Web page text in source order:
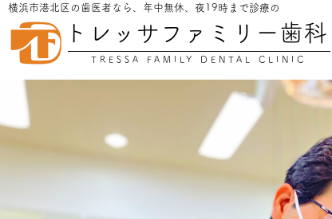
横浜市港北区の歯医者なら、年中無休、夜19時まで診療の
トレッサファミリー歯科
TRESSA FAMILY DENTAL CLINIC